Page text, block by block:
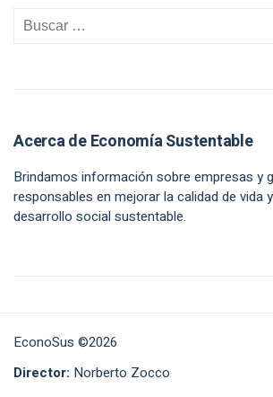
Acerca de Economía Sustentable
Brindamos información sobre empresas y
responsables en mejorar la calidad de vida
desarrollo social sustentable.
EconoSus ©2026
Director: Norberto Zocco